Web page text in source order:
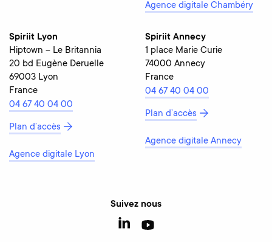
Agence digitale Chambéry
Spiriit Lyon
Hiptown – Le Britannia
20 bd Eugène Deruelle
69003 Lyon
France
04 67 40 04 00
Plan d’accès
Agence digitale Lyon
Spiriit Annecy
1 place Marie Curie
74000 Annecy
France
04 67 40 04 00
Plan d’accès
Agence digitale Annecy
Suivez nous